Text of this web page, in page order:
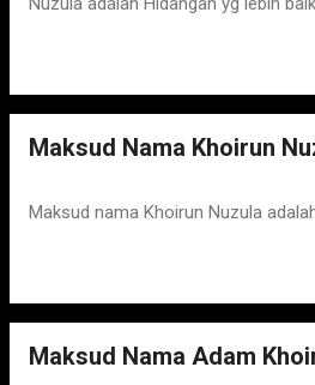
Maksud Nama Khoirun
Maksud nama Khoirun Nuzula
Maksud Nama Adam